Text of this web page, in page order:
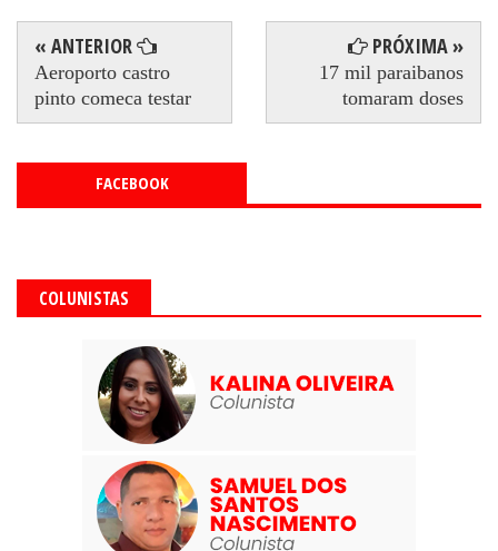
« ANTERIOR
Aeroporto castro
pinto comeca testar
PRÓXIMA »
17 mil paraibanos
tomaram doses
FACEBOOK
COLUNISTAS